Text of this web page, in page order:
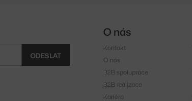
ODESLAT
O nás
Kontakt
O nás
B2B spolupráce
B2B realizace
Kariéra